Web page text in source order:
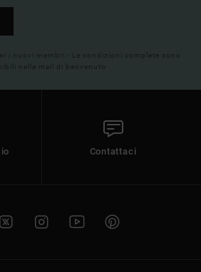
i nuovi membri - Le condizioni complete sono
nella mail di benvenuto
Contattaci